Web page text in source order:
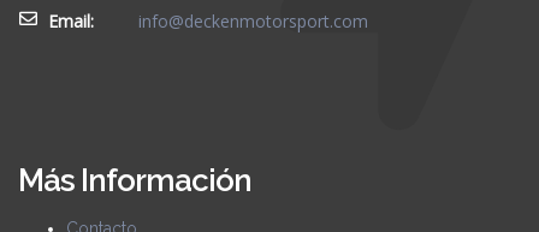
Email:
info@deckenmotorsport.com
Más Información